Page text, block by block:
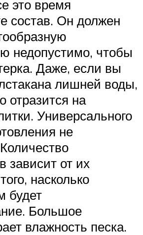
это время
состав. Он должен
недопустимо, чтобы
Даже, если вы
лишней воды,
отразится на
Универсального
не
зависит от их
насколько
будет
Большое
влажность песка.